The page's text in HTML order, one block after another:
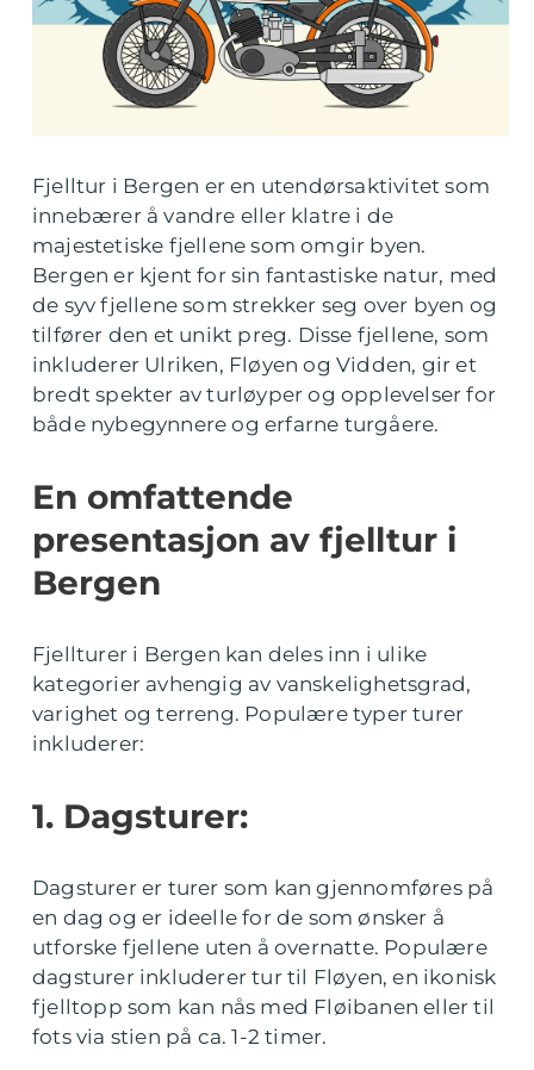
Fjelltur i Bergen er en utendørsaktivitet som
innebærer å vandre eller klatre i de
majestetiske fjellene som omgir byen.
Bergen er kjent for sin fantastiske natur, med
de syv fjellene som strekker seg over byen og
tilfører den et unikt preg. Disse fjellene, som
inkluderer Ulriken, Fløyen og Vidden, gir et
bredt spekter av turløyper og opplevelser for
både nybegynnere og erfarne turgåere.
En omfattende
presentasjon av fjelltur i
Bergen
Fjellturer i Bergen kan deles inn i ulike
kategorier avhengig av vanskelighetsgrad,
varighet og terreng. Populære typer turer
inkluderer:
1. Dagsturer:
Dagsturer er turer som kan gjennomføres på
en dag og er ideelle for de som ønsker å
utforske fjellene uten å overnatte. Populære
dagsturer inkluderer tur til Fløyen, en ikonisk
fjelltopp som kan nås med Fløibanen eller til
fots via stien på ca. 1-2 timer.